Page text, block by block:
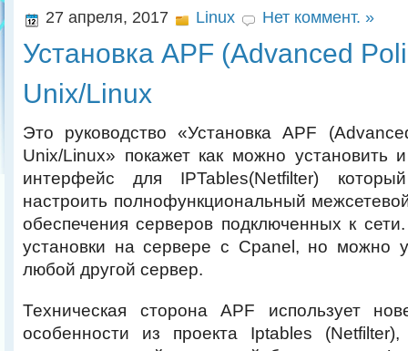
27 апреля, 2017 Linux Нет коммент. »
Установка APF (Advanced
Unix/Linux
Это руководство «Установка APF
Unix/Linux» покажет как можно установить
интерфейс для IPTables(Netfilter)
настроить полнофункциональный
обеспечения серверов подключенных к
установки на сервере с Cpanel, но можно
любой другой сервер.
Техническая сторона APF использует
особенности из проекта Iptables